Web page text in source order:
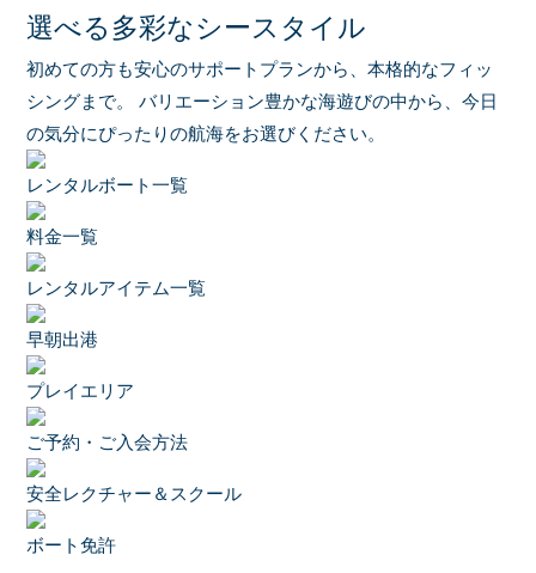
選べる多彩なシースタイル
初めての方も安心のサポートプランから、本格的なフィッ
シングまで。
バリエーション豊かな海遊びの中から、今日
の気分にぴったりの航海をお選びください。
レンタルボート一覧
料金一覧
レンタルアイテム一覧
早朝出港
プレイエリア
ご予約・ご入会方法
安全レクチャー＆スクール
ボート免許